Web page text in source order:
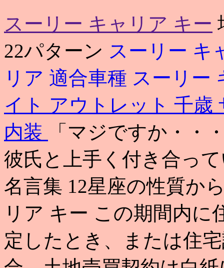
スーリー キャリア キー
22パターン スーリー キ
リア 適合車種 スーリー
イト アウトレット 千歳
内装
「マジですか・・
彼氏と上手く付き合っ
名言集 12星座の性質か
リア キー この期間内
定したとき、または住